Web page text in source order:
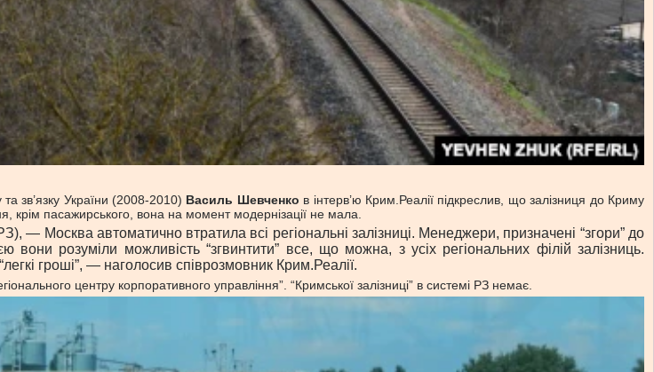
зв’язку України (2008-2010) Василь Шевченко в інтерв’ю Крим.Реалії підкреслив, що залізниця до Криму
крім пасажирського, вона на момент модернізації не мала.
— Москва автоматично втратила всі регіональні залізниці. Менеджери, призначені “згори” до
вони розуміли можливість “згвинтити” все, що можна, з усіх регіональних філій залізниць.
гроші”, — наголосив співрозмовник Крим.Реалії.
центру корпоративного управління”. “Кримської залізниці” в системі РЗ немає.